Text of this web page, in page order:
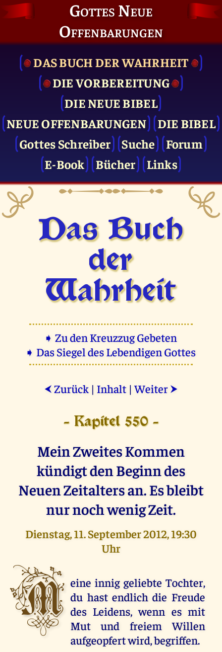
Gottes Neue
Offenbarungen
DAS BUCH DER WAHRHEIT
DIE VOR­BEREITUNG
DIE NEUE BIBEL
NEUE OFFENBARUNGEN
DIE BIBEL
Gottes Schreiber
Suche
Forum
E-Book
Bücher Links
Das Buch
der
Wahrheit
➧ Zu den Kreuzzug Gebeten
➧ Das Siegel des Lebendigen Gottes
⮜ Zurück | Inhalt |Weiter ⮞
- Kapitel 550 -
Mein Zweites Kommen
kündigt den Beginn des
Neuen Zeitalters an. Es bleibt
nur noch wenig Zeit.
Dienstag, 11. September 2012, 19:30
Uhr
M eine innig geliebte Tochter,
du hast endlich die Freude
des Leidens, wenn es mit
Mut und freiem Willen
aufgeopfert wird, begriffen.